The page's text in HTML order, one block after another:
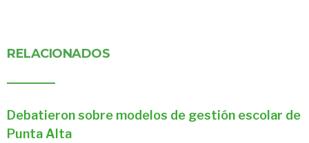
RELACIONADOS
Debatieron sobre modelos de gestión escolar de
Punta Alta